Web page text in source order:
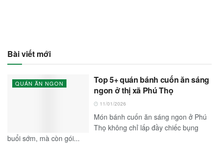
Bài viết mới
QUÁN ĂN NGON
Top 5+ quán bánh cuốn ăn sáng
ngon ở thị xã Phú Thọ
11/01/2026
Món bánh cuốn ăn sáng ngon ở Phú
Thọ không chỉ lấp đầy chiếc bụng
buổi sớm, mà còn gói...